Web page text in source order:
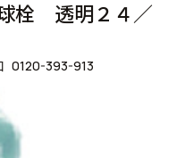
栓 透明２４／
0120-393-913